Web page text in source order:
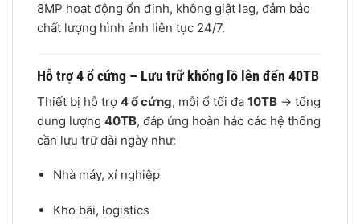
8MP hoạt động ổn định, không giật lag, đảm bảo
chất lượng hình ảnh liên tục 24/7.
Hỗ trợ 4 ổ cứng – Lưu trữ khổng lồ lên đến 40TB
Thiết bị hỗ trợ 4 ổ cứng, mỗi ổ tối đa 10TB → tổng
dung lượng 40TB, đáp ứng hoàn hảo các hệ thống
cần lưu trữ dài ngày như:
Nhà máy, xí nghiệp
Kho bãi, logistics